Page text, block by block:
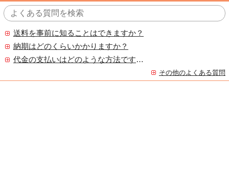
送料を事前に知ることはできますか？
納期はどのくらいかかりますか？
代金の支払いはどのような方法ですか？
その他のよくある質問